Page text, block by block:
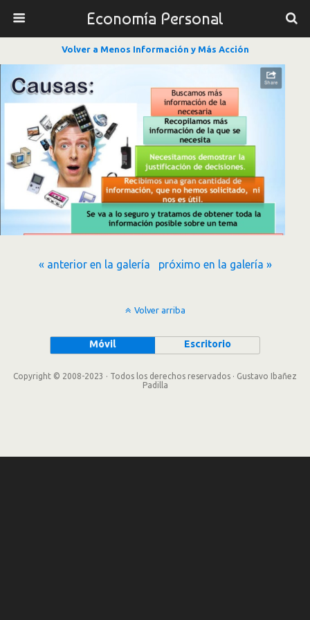
Economía Personal
Volver a Menos Información y Más Acción
« anterior en la galería próximo en la galería »
Volver arriba
Móvil Escritorio
Copyright © 2008-2023 · Todos los derechos reservados · Gustavo Ibañez
Padilla